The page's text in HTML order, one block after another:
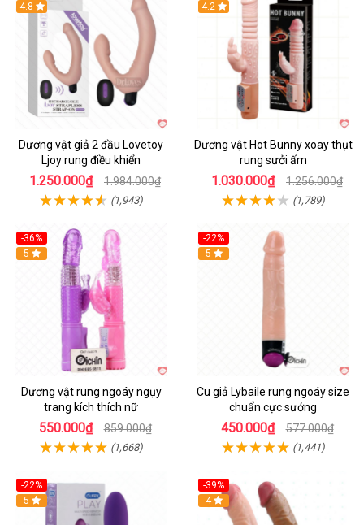
Hot
4.8
Dương vật giả 2 đầu Lovetoy
Ljoy rung điều khiển
1.250.000₫ 1.984.000₫
(1,943)
Hot
4.2
Dương vật Hot Bunny xoay thụt
rung sưởi ấm
1.030.000₫ 1.256.000₫
(1,789)
-36%
Hot
5
Dương vật rung ngoáy ngụy
trang kích thích nữ
550.000₫ 859.000₫
(1,668)
-22%
Hot
5
Cu giả Lybaile rung ngoáy size
chuẩn cực sướng
450.000₫ 577.000₫
(1,441)
-22%
Hot
5
-39%
Hot
4